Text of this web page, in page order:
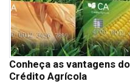
Conheça as vantagens
Crédito Agrícola